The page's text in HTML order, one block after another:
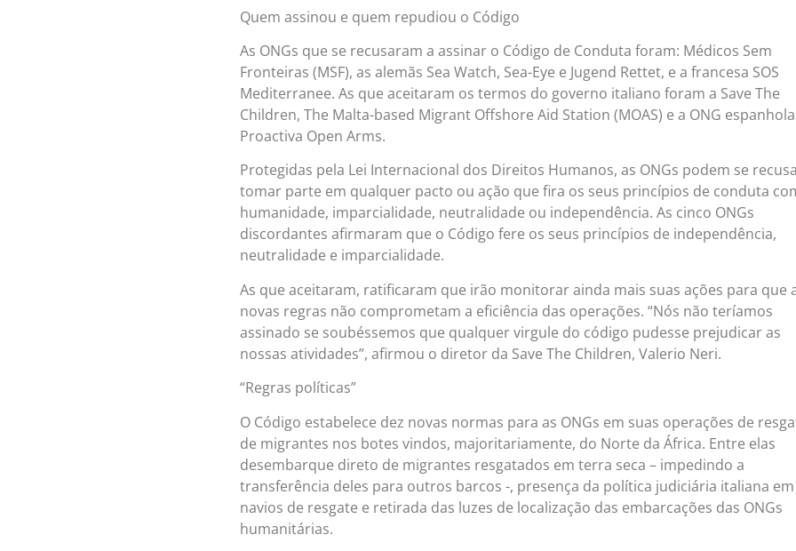
Quem assinou e quem repudiou o Código
As ONGs que se recusaram a assinar o Código de Conduta foram: Médicos Sem
Fronteiras (MSF), as alemãs Sea Watch, Sea-Eye e Jugend Rettet, e a francesa SOS
Mediterranee. As que aceitaram os termos do governo italiano foram a Save The
Children, The Malta-based Migrant Offshore Aid Station (MOAS) e a ONG espanhola
Proactiva Open Arms.
Protegidas pela Lei Internacional dos Direitos Humanos, as ONGs podem se
tomar parte em qualquer pacto ou ação que fira os seus princípios de conduta
humanidade, imparcialidade, neutralidade ou independência. As cinco ONGs
discordantes afirmaram que o Código fere os seus princípios de independência,
neutralidade e imparcialidade.
As que aceitaram, ratificaram que irão monitorar ainda mais suas ações para que
novas regras não comprometam a eficiência das operações. “Nós não teríamos
assinado se soubéssemos que qualquer virgule do código pudesse prejudicar as
nossas atividades”, afirmou o diretor da Save The Children, Valerio Neri.
“Regras políticas”
O Código estabelece dez novas normas para as ONGs em suas operações de
de migrantes nos botes vindos, majoritariamente, do Norte da África. Entre elas
desembarque direto de migrantes resgatados em terra seca – impedindo a
transferência deles para outros barcos -, presença da política judiciária italiana em
navios de resgate e retirada das luzes de localização das embarcações das ONGs
humanitárias.